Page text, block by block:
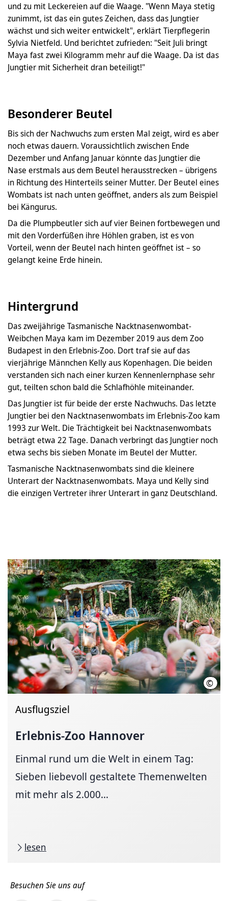
und zu mit Leckereien auf die Waage. "Wenn Maya stetig
zunimmt, ist das ein gutes Zeichen, dass das Jungtier
wächst und sich weiter entwickelt", erklärt Tierpflegerin
Sylvia Nietfeld. Und berichtet zufrieden: "Seit Juli bringt
Maya fast zwei Kilogramm mehr auf die Waage. Da ist das
Jungtier mit Sicherheit dran beteiligt!"
Besonderer Beutel
Bis sich der Nachwuchs zum ersten Mal zeigt, wird es aber
noch etwas dauern. Voraussichtlich zwischen Ende
Dezember und Anfang Januar könnte das Jungtier die
Nase erstmals aus dem Beutel herausstrecken – übrigens
in Richtung des Hinterteils seiner Mutter. Der Beutel eines
Wombats ist nach unten geöffnet, anders als zum Beispiel
bei Kängurus.
Da die Plumpbeutler sich auf vier Beinen fortbewegen und
mit den Vorderfüßen ihre Höhlen graben, ist es von
Vorteil, wenn der Beutel nach hinten geöffnet ist – so
gelangt keine Erde hinein.
Hintergrund
Das zweijährige Tasmanische Nacktnasenwombat-
Weibchen Maya kam im Dezember 2019 aus dem Zoo
Budapest in den Erlebnis-Zoo. Dort traf sie auf das
vierjährige Männchen Kelly aus Kopenhagen. Die beiden
verstanden sich nach einer kurzen Kennenlernphase sehr
gut, teilten schon bald die Schlafhöhle miteinander.
Das Jungtier ist für beide der erste Nachwuchs. Das letzte
Jungtier bei den Nacktnasenwombats im Erlebnis-Zoo kam
1993 zur Welt. Die Trächtigkeit bei Nacktnasenwombats
beträgt etwa 22 Tage. Danach verbringt das Jungtier noch
etwa sechs bis sieben Monate im Beutel der Mutter.
Tasmanische Nacktnasenwombats sind die kleinere
Unterart der Nacktnasenwombats. Maya und Kelly sind
die einzigen Vertreter ihrer Unterart in ganz Deutschland.
©
Ausflugsziel
Erlebnis-Zoo Hannover
Einmal rund um die Welt in einem Tag:
Sieben liebevoll gestaltete Themenwelten
mit mehr als 2.000...
lesen
Besuchen Sie uns auf